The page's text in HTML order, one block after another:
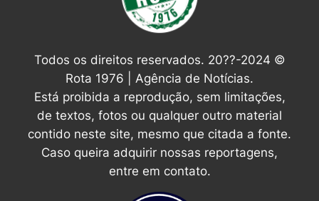
Todos os direitos reservados. 20??-2024 ©
Rota 1976 | Agência de Notícias.
Está proibida a reprodução, sem limitações,
de textos, fotos ou qualquer outro material
contido neste site, mesmo que citada a fonte.
Caso queira adquirir nossas reportagens,
entre em contato.